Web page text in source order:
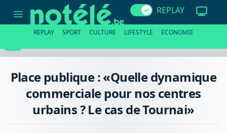
publique
pour
urbains
REPLAY
REPLAY SPORT CULTURE LIFESTYLE ECONOMIE
Place publique : «Quelle dynamique
commerciale pour nos centres
urbains ? Le cas de Tournai»